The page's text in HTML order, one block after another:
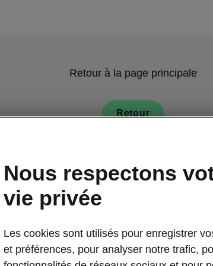
Retour à la page principale
Retour
Nous respectons
vie privée
Les cookies sont utilisés pour enregistrer
et préférences, pour analyser notre trafic,